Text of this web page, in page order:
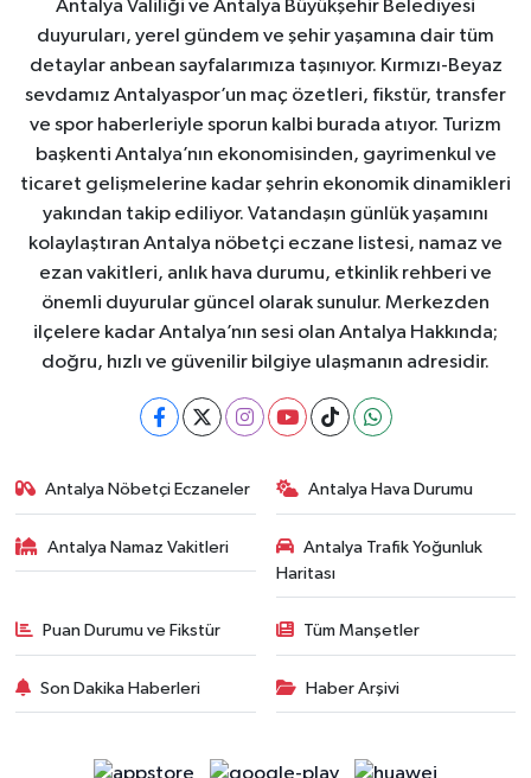
Antalya Valiliği ve Antalya Büyükşehir Belediyesi
duyuruları, yerel gündem ve şehir yaşamına dair tüm
detaylar anbean sayfalarımıza taşınıyor. Kırmızı-Beyaz
sevdamız Antalyaspor’un maç özetleri, fikstür, transfer
ve spor haberleriyle sporun kalbi burada atıyor. Turizm
başkenti Antalya’nın ekonomisinden, gayrimenkul ve
ticaret gelişmelerine kadar şehrin ekonomik dinamikleri
yakından takip ediliyor. Vatandaşın günlük yaşamını
kolaylaştıran Antalya nöbetçi eczane listesi, namaz ve
ezan vakitleri, anlık hava durumu, etkinlik rehberi ve
önemli duyurular güncel olarak sunulur. Merkezden
ilçelere kadar Antalya’nın sesi olan Antalya Hakkında;
doğru, hızlı ve güvenilir bilgiye ulaşmanın adresidir.
Antalya Nöbetçi Eczaneler Antalya Hava Durumu
Antalya Namaz Vakitleri
Antalya Trafik Yoğunluk
Haritası
Puan Durumu ve Fikstür Tüm Manşetler
Son Dakika Haberleri Haber Arşivi